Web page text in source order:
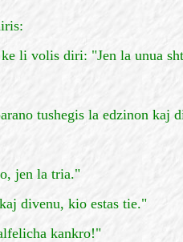
li volis diri: "Jen la unua
tushegis la edzinon kaj
jen la tria."
divenu, kio estas tie."
kankro!"